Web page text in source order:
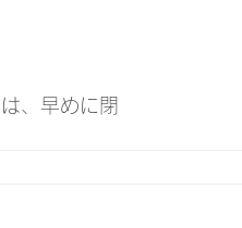
、早めに閉